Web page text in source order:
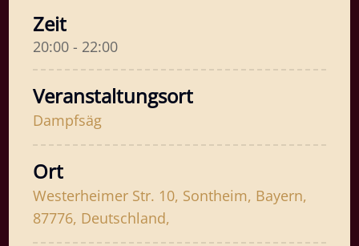
Zeit
20:00 - 22:00
Veranstaltungsort
Dampfsäg
Ort
Westerheimer Str. 10, Sontheim, Bayern,
87776, Deutschland,